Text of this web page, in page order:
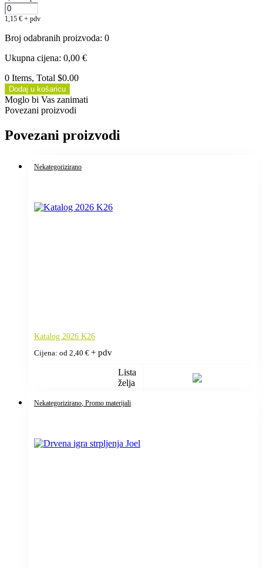
1,15 € + pdv
Broj odabranih proizvoda: 0
Ukupna cijena: 0,00 €
0 Items, Total $0.00
Dodaj u košaricu
Moglo bi Vas zanimati
Povezani proizvodi
Povezani proizvodi
Nekategorizirano
Katalog 2026 K26
Cijena: od 2,40 € + pdv
Lista
želja
Nekategorizirano , Promo materijali